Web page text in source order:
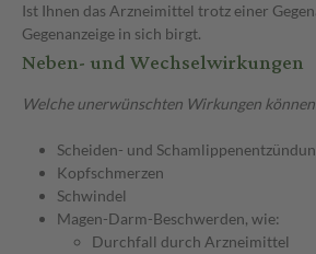
Ist Ihnen das Arzneimittel trotz einer
Gegenanzeige in sich birgt.
Neben- und Wechselwirkungen
Welche unerwünschten Wirkungen
Scheiden- und
Kopfschmerzen
Schwindel
Magen-Darm-Beschwerden, wie:
Durchfall durch Arzneimittel